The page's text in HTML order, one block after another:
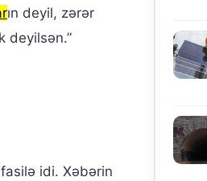
ın deyil, zərər
deyilsən.”
fasilə idi. Xəbərin